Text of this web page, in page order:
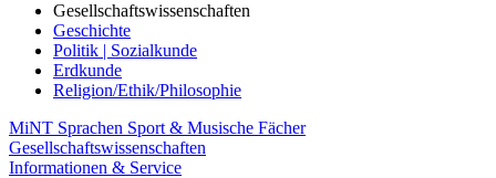
Gesellschaftswissenschaften
Geschichte
Politik | Sozialkunde
Erdkunde
Religion/Ethik/Philosophie
MiNT Sprachen Sport & Musische Fächer
Gesellschaftswissenschaften
Informationen & Service